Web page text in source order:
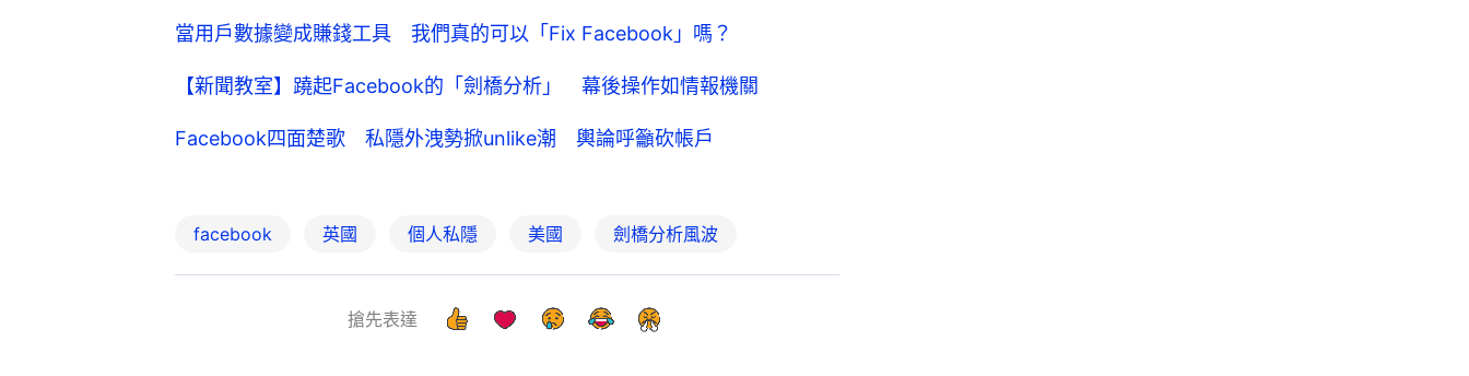
當用戶數據變成賺錢工具 我們真的可以「Fix Facebook」嗎？
【新聞教室】蹺起Facebook的「劍橋分析」 幕後操作如情報機關
Facebook四面楚歌 私隱外洩勢掀unlike潮 輿論呼籲砍帳戶
facebook 英國 個人私隱 美國 劍橋分析風波
搶先表達